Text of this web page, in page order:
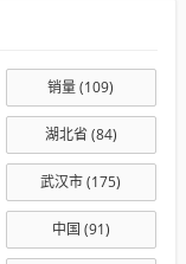
销量(109)
湖北省 (84)
武汉市(175)
中国 (91)